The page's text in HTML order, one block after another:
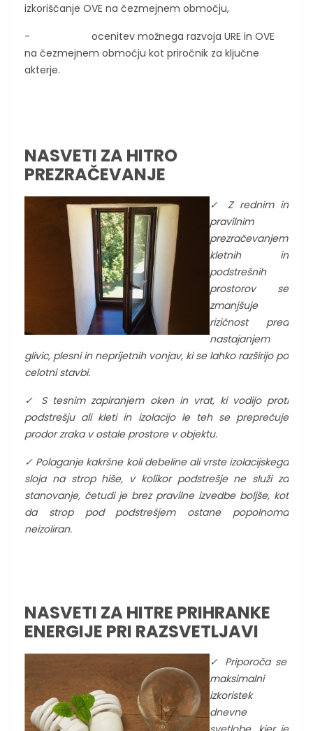
izkoriščanje OVE na čezmejnem območju,
- ocenitev možnega razvoja URE in OVE
na čezmejnem območju kot priročnik za ključne
akterje.
NASVETI ZA HITRO
PREZRAČEVANJE
✓ Z rednim in
pravilnim
prezračevanjem
kletnih in
podstrešnih
prostorov se
zmanjšuje
rizičnost pred
nastajanjem
glivic, plesni in neprijetnih vonjav, ki se lahko razširijo po
celotni stavbi.
✓ S tesnim zapiranjem oken in vrat, ki vodijo proti
podstrešju ali kleti in izolacijo le teh se preprečuje
prodor zraka v ostale prostore v objektu.
✓ Polaganje kakršne koli debeline ali vrste izolacijskega
sloja na strop hiše, v kolikor podstrešje ne služi za
stanovanje, četudi je brez pravilne izvedbe boljše, kot
da strop pod podstrešjem ostane popolnoma
neizoliran.
NASVETI ZA HITRE PRIHRANKE
ENERGIJE PRI RAZSVETLJAVI
✓ Priporoča se
maksimalni
izkoristek
dnevne